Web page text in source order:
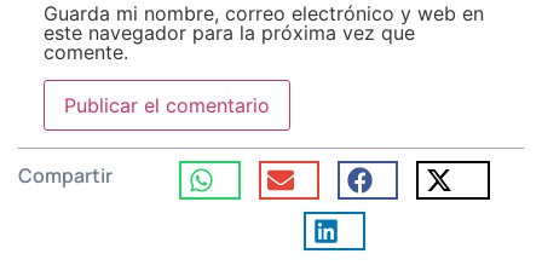
Guarda mi nombre, correo electrónico y web en
este navegador para la próxima vez que
comente.
Compartir